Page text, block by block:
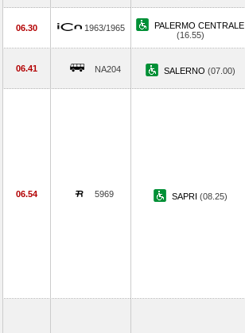
06.30 1963/1965
PALERMO CENTRALE
(16.55)
06.41 NA204 SALERNO (07.00)
06.54 5969 SAPRI (08.25)